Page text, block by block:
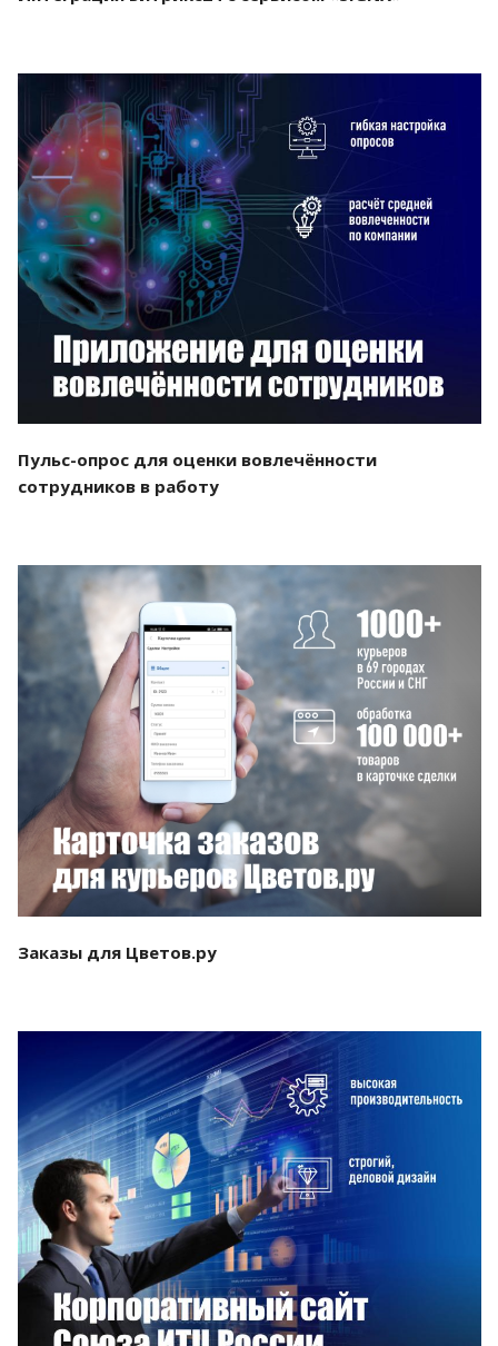
Смотреть проект
Пульс-опрос для оценки вовлечённости
сотрудников в работу
Смотреть проект
Заказы для Цветов.ру
Смотреть проект